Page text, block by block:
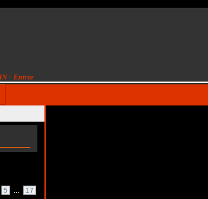
- Entrar
5 17